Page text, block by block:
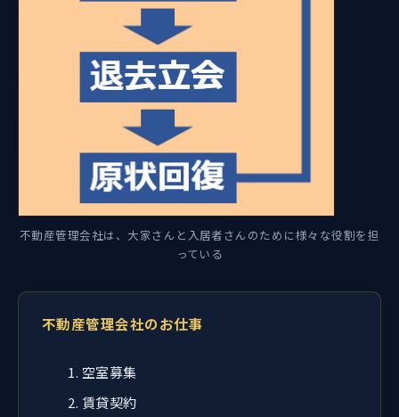
不動産管理会社は、大家さんと入居者さんのために様々な役割を担
っている
不動産管理会社のお仕事
空室募集
賃貸契約